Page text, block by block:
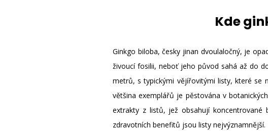
Kde
Ginkgo biloba, česky jinan dvoulaločný, je
živoucí fosilii, neboť jeho původ sahá až do
metrů, s typickými vějířovitými listy, které se
většina exemplářů je pěstována v
extrakty z listů, jež obsahují koncentrované
zdravotních benefitů jsou listy nejvýznamnější.